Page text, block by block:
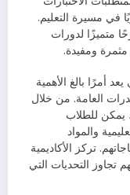
في مسيرة التعليم.
متميزًا لدورات
ومفيدة.
أمرًا بالغ الأهمية
العامة. من خلال
يمكن للطلاب
والمواد
تركز الأكاديمية
تجاوز التحديات التي